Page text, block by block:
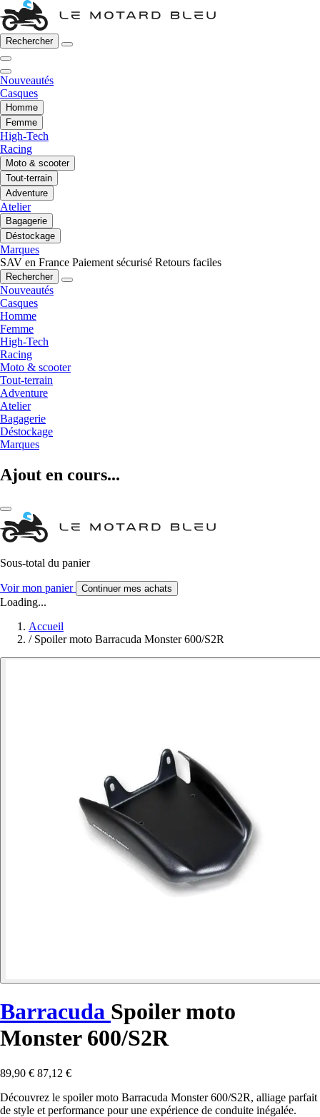
Rechercher
Nouveautés
Casques
Homme
Femme
High-Tech
Racing
Moto & scooter
Tout-terrain
Adventure
Atelier
Bagagerie
Déstockage
Marques
SAV en France Paiement sécurisé Retours faciles
Rechercher
Nouveautés
Casques
Homme
Femme
High-Tech
Racing
Moto & scooter
Tout-terrain
Adventure
Atelier
Bagagerie
Déstockage
Marques
Ajout en cours...
Sous-total du panier
Voir mon panier Continuer mes achats
Loading...
Accueil
/ Spoiler moto Barracuda Monster 600/S2R
Barracuda Spoiler moto
Monster 600/S2R
89,90 € 87,12 €
Découvrez le spoiler moto Barracuda Monster 600/S2R, alliage parfait
de style et performance pour une expérience de conduite inégalée.